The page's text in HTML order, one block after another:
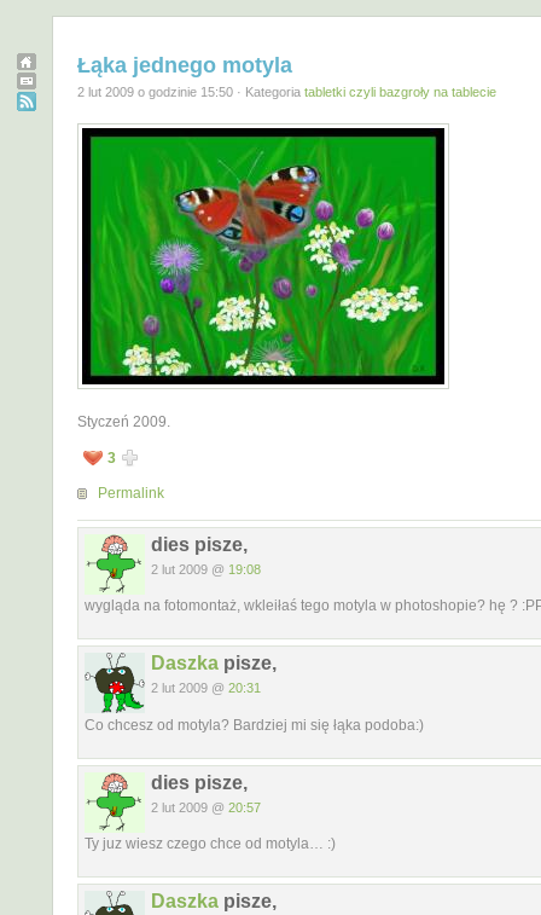
Łąka jednego motyla
2 lut 2009 o godzinie 15:50 · Kategoria tabletki czyli bazgroły na tablecie
Styczeń 2009.
3
Permalink
dies pisze,
2 lut 2009 @ 19:08
wygląda na fotomontaż, wkleiłaś tego motyla w photoshopie? hę ?
Daszka pisze,
2 lut 2009 @ 20:31
Co chcesz od motyla? Bardziej mi się łąka podoba:)
dies pisze,
2 lut 2009 @ 20:57
Ty juz wiesz czego chce od motyla… :)
Daszka pisze,